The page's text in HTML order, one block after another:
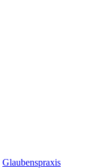
Glaubenspraxis